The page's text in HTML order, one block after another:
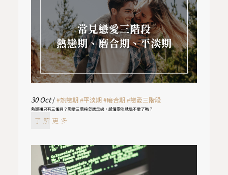
30Oct /#熱戀期#平淡期#磨合期#戀愛三階段
熱戀期只有三個月？戀愛三階段怎麼走過，感情變淡就是不愛了嗎？
了解更多